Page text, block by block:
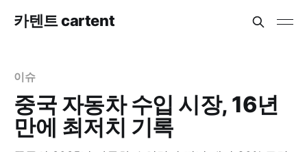
카텐트 cartent
이슈
중국 자동차 수입 시장, 16년
만에 최저치 기록